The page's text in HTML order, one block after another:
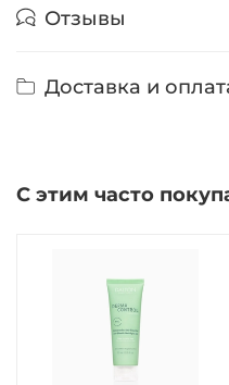
Отзывы
Доставка и
С этим часто